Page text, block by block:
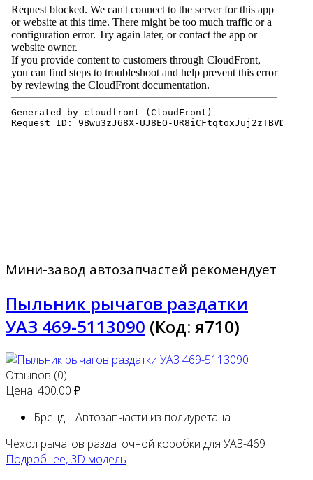
Мини-завод автозапчастей рекомендует
Пыльник рычагов раздатки
УАЗ 469-5113090 (Код: я710)
Отзывов (0)
Цена: 400.00 ₽
Бренд: Автозапчасти из полиуретана
Чехол рычагов раздаточной коробки для УАЗ-469
Подробнее, 3D модель